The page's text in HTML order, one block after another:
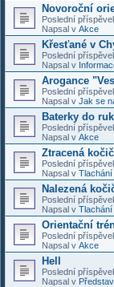
Novoroční
Poslední
Napsal v Akce
Křesťané v
Poslední
Napsal v
Arogance
Poslední
Napsal v Jak se
Baterky do
Poslední
Napsal v Akce
Ztracená
Poslední
Napsal v Tlachání
Nalezená
Poslední
Napsal v Tlachání
Orientační
Poslední
Napsal v Akce
Hell
Poslední
Napsal v